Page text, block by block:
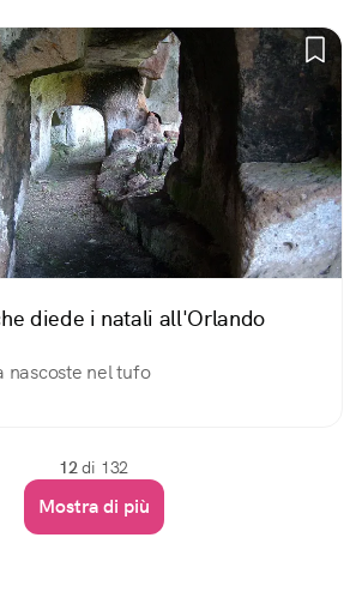
diede i natali all'Orlando
nascoste nel tufo
12di 132
Mostra di più